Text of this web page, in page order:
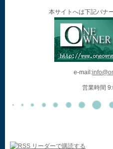
本サイトへは下記バナ
e-mail:
営業時間